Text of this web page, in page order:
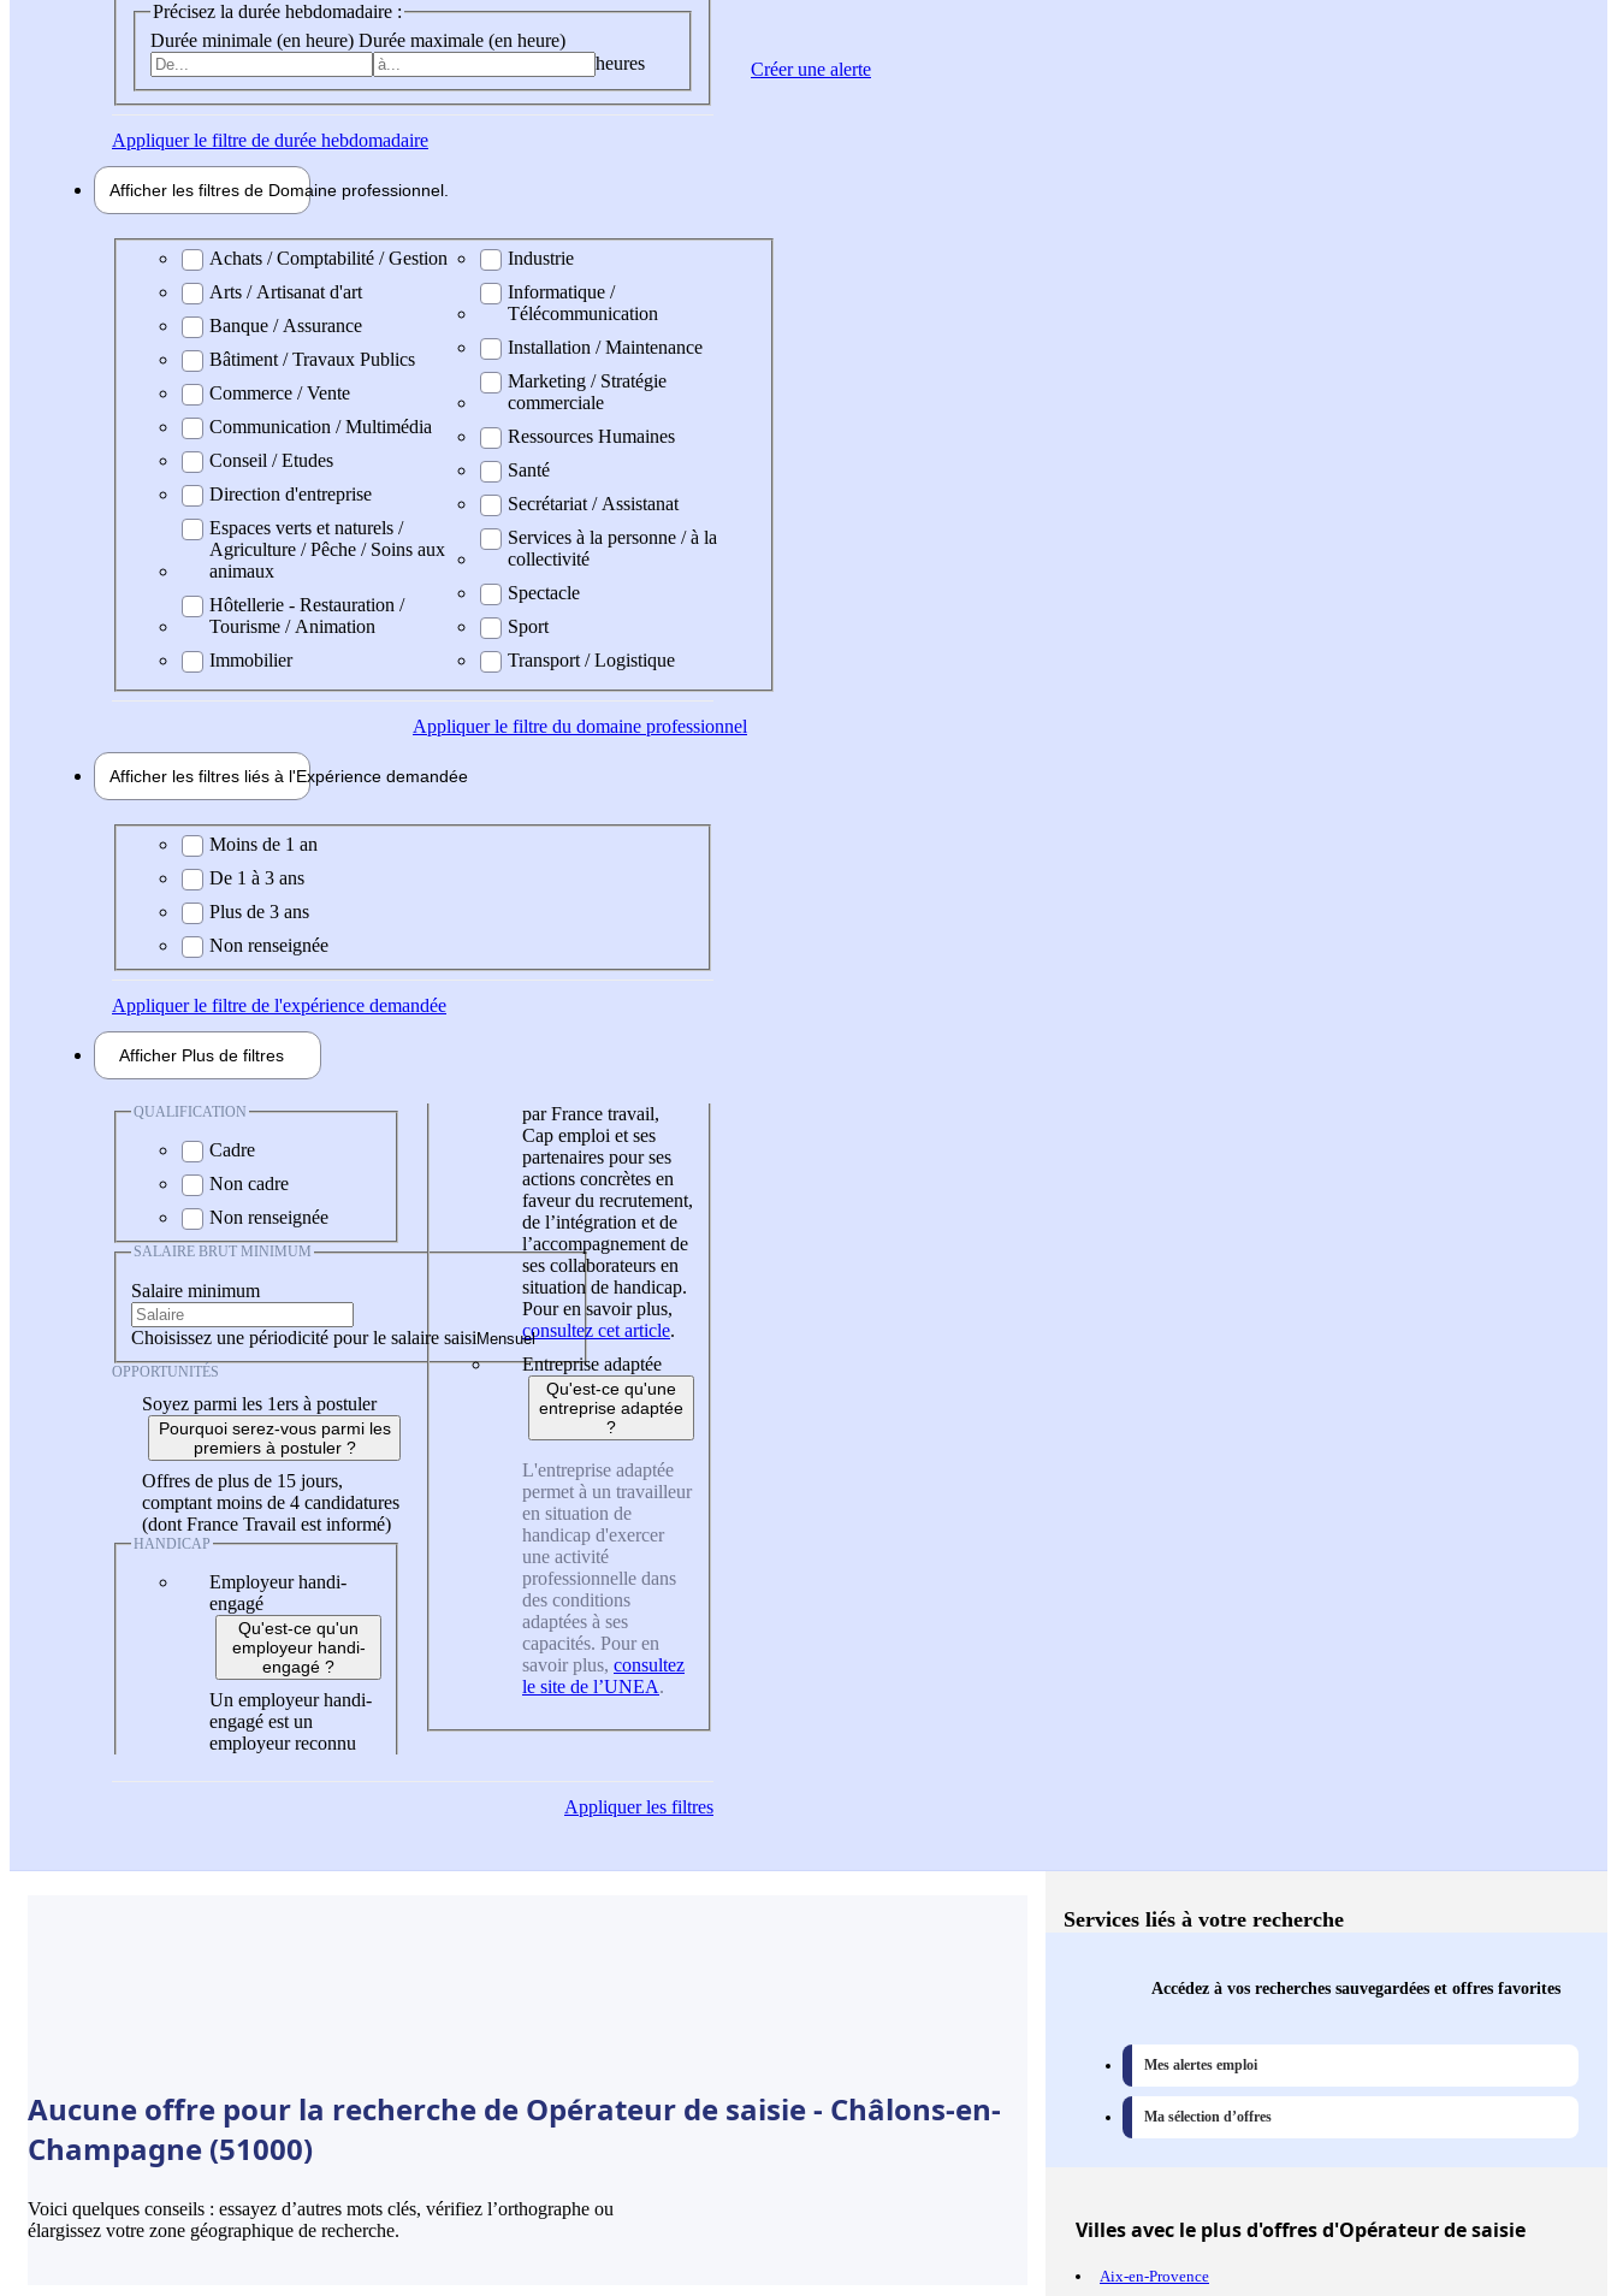
Précisez la durée hebdomadaire :
Durée minimale (en heure) Durée maximale (en heure)
heures
Appliquerle filtre de durée hebdomadaire
Afficher les filtres de Domaine professionnel
Domaine professionel
Achats / Comptabilité / Gestion
Arts / Artisanat d'art
Banque / Assurance
Bâtiment / Travaux Publics
Commerce / Vente
Communication / Multimédia
Conseil / Etudes
Direction d'entreprise
Espaces verts et naturels /
Agriculture / Pêche / Soins aux
animaux
Hôtellerie - Restauration /
Tourisme / Animation
Immobilier
Industrie
Informatique /
Télécommunication
Installation / Maintenance
Marketing / Stratégie
commerciale
Ressources Humaines
Santé
Secrétariat / Assistanat
Services à la personne / à la
collectivité
Spectacle
Sport
Transport / Logistique
Appliquerle filtre du domaine professionnel
Afficher les filtres liés à l'Expérience demandée
Expérience demandée
Moins de 1 an
De 1 à 3 ans
Plus de 3 ans
Non renseignée
Appliquerle filtre de l'expérience demandée
Afficher Plus de filtres
QUALIFICATION
Cadre
Non cadre
Non renseignée
SALAIRE BRUT MINIMUM
Salaire minimum
Choisissez une périodicité pour le salaire saisi
OPPORTUNITÉS
Soyez parmi les 1ers à postuler
Pourquoi serez-vous parmi les
premiers à postuler ?
Offres de plus de 15 jours,
comptant moins de 4 candidatures
(dont France Travail est informé)
HANDICAP
Employeur handi-
engagé
Qu'est-ce qu'un
employeur handi-
engagé ?
Un employeur handi-
engagé est un
employeur reconnu
par France travail,
Cap emploi et ses
partenaires pour ses
actions concrètes en
faveur du recrutement,
de l’intégration et de
l’accompagnement de
ses collaborateurs en
situation de handicap.
Pour en savoir plus,
consultez cet article.
Entreprise adaptée
Qu'est-ce qu'une
entreprise adaptée
?
L'entreprise adaptée
permet à un travailleur
en situation de
handicap d'exercer
une activité
professionnelle dans
des conditions
adaptées à ses
capacités. Pour en
savoir plus, consultez
le site de l’UNEA.
Appliquerles filtres
Créer une alerte
Aucune offre pour la recherche de Opérateur de saisie - Châlons-en-
Champagne (51000)
Voici quelques conseils : essayez d’autres mots clés, vérifiez l’orthographe ou
élargissez votre zone géographique de recherche.
Services liés à votre recherche
Accédez à vos recherches sauvegardées et offres favorites
Mes alertes emploi
Ma sélection d’offres
Villesavec le plus d'offres d'Opérateur de saisie
Aix-en-Provence